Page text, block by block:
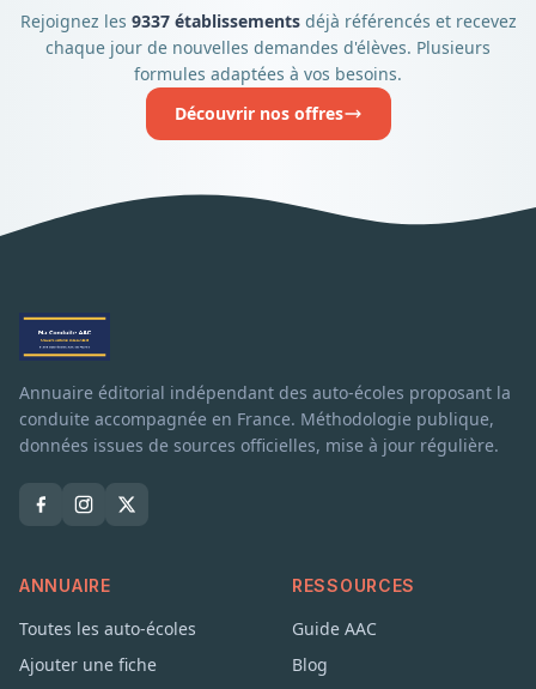
Rejoignez les 9337 établissementsdéjà référencés et recevez
chaque jour de nouvelles demandes d'élèves. Plusieurs
formules adaptées à vos besoins.
Découvrir nos offres
Annuaire éditorial indépendant des auto-écoles proposant la
conduite accompagnée en France. Méthodologie publique,
données issues de sources officielles, mise à jour régulière.
ANNUAIRE
Toutes les auto-écoles
Ajouter une fiche
RESSOURCES
Guide AAC
Blog